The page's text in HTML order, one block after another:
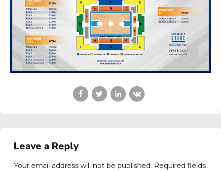
Leave a Reply
Your email address will not be published. Required fields